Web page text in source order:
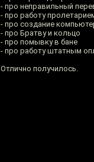
- про неправильный
- про работу
- про создание
- про Братву и кольцо
- про помывку в бане
- про работу штатным
Отлично получилось.